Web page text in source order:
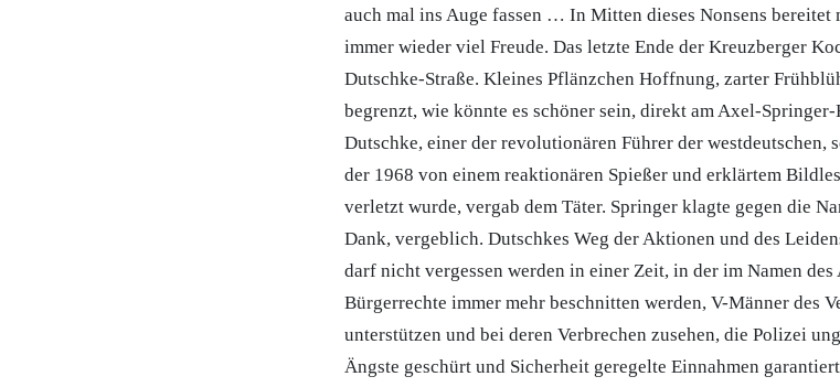
auch mal ins Auge fassen … In Mitten dieses Nonsens bereitet
immer wieder viel Freude. Das letzte Ende der Kreuzberger
Dutschke-Straße. Kleines Pflänzchen Hoffnung, zarter
begrenzt, wie könnte es schöner sein, direkt am Axel-
Dutschke, einer der revolutionären Führer der westdeutschen,
der 1968 von einem reaktionären Spießer und erklärtem
verletzt wurde, vergab dem Täter. Springer klagte gegen die
Dank, vergeblich. Dutschkes Weg der Aktionen und des
darf nicht vergessen werden in einer Zeit, in der im Namen
Bürgerrechte immer mehr beschnitten werden, V-Männer des
unterstützen und bei deren Verbrechen zusehen, die Polizei
Ängste geschürt und Sicherheit geregelte Einnahmen